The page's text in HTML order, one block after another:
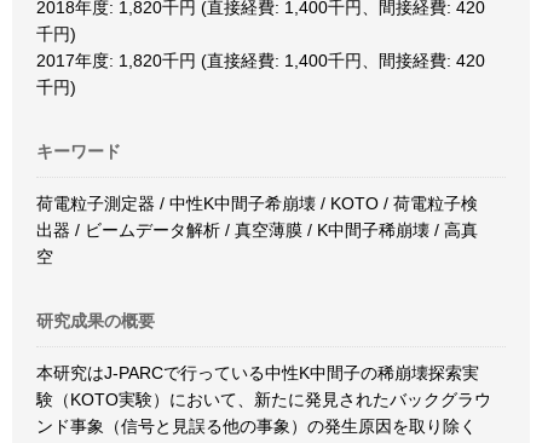
2018年度: 1,820千円 (直接経費: 1,400千円、間接経費: 420
千円)
2017年度: 1,820千円 (直接経費: 1,400千円、間接経費: 420
千円)
キーワード
荷電粒子測定器 / 中性K中間子希崩壊 / KOTO / 荷電粒子検
出器 / ビームデータ解析 / 真空薄膜 / K中間子稀崩壊 / 高真
空
研究成果の概要
本研究はJ-PARCで行っている中性K中間子の稀崩壊探索実
験（KOTO実験）において、新たに発見されたバックグラウ
ンド事象（信号と見誤る他の事象）の発生原因を取り除く